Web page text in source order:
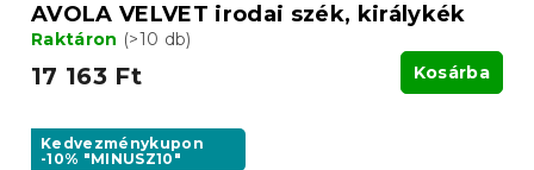
AVOLA VELVET irodai szék, királykék
Raktáron (>10 db)
17 163 Ft Kosárba
Kedvezménykupon
-10% "MINUSZ10"